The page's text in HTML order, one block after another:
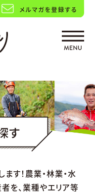
す！ 農業・林業・水
を、業種やエリア等